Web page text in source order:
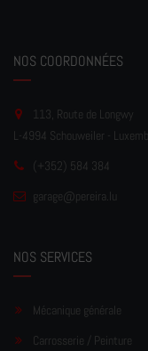
NOS COORDONNÉES
113, Route de Longwy
L-4994 Schouweiler -
(+352) 584 384
garage@pereira.lu
NOS SERVICES
Mécanique générale
Carrosserie / Peinture